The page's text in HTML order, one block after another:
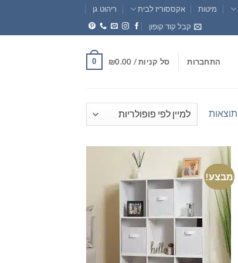
מיטות אקססוריז לבית
ריהוט גן
קבל קוד קופון
התחברות סל קניות / ₪0.00
0
ממוין
לפי
מבצע!